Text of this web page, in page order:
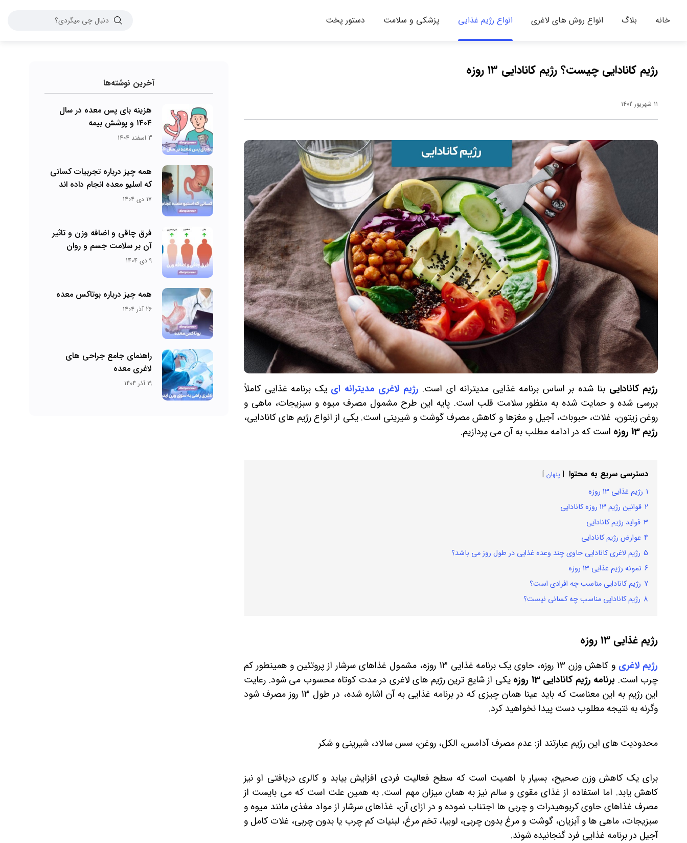
خانه بلاگ انواع روش های لاغری انواع رژیم غذایی پزشکی و سلامت دستور پخت
رژیم کانادایی چیست؟ رژیم کانادایی 13 روزه
11 شهریور 1402
رژیم کانادایی بنا شده بر اساس برنامه غذایی مدیترانه ‌ای است. رژیم لاغری مدیترانه ‌ای یک برنامه غذایی کاملاً
بررسی شده و حمایت شده به منظور سلامت قلب است. پایه این طرح مشمول مصرف میوه و سبزیجات، ماهی و
روغن زیتون، غلات، حبوبات، آجیل و مغزها و کاهش مصرف گوشت و شیرینی است. یکی از انواع رژیم های کانادایی،
رژیم 13 روزه
است که در ادامه مطلب به آن می پردازیم.
دسترسی سریع به محتوا پنهان
1 رژیم غذایی 13 روزه
2 قوانین رژیم 13 روزه کانادایی
3 فواید رژیم کانادایی
4 عوارض رژیم کانادایی
5 رژیم لاغری کانادایی حاوی چند وعده غذایی در طول روز می باشد؟
6 نمونه رژیم غذایی 13 روزه
7 رژیم کانادایی مناسب چه افرادی است؟
8 رژیم کانادایی مناسب چه کسانی نیست؟
رژیم غذایی 13 روزه
رژیم لاغری
و کاهش وزن 13 روزه، حاوی یک برنامه غذایی 13 روزه، مشمول غذاهای سرشار از پروتئین و همینطور کم
چرب است. برنامه رژیم کانادایی 13 روزه
یکی از شایع‌ ترین رژیم‌ های لاغری در مدت کوتاه محسوب می ‌شود. رعایت
این رژیم به این معناست که باید عینا همان چیزی که در برنامه غذایی به آن اشاره شده، در طول 13 روز مصرف شود
وگرنه به نتیجه مطلوب دست پیدا نخواهید کرد.
محدودیت‌ های این رژیم عبارتند از: عدم مصرف آدامس، الکل، روغن، سس سالاد، شیرینی و شکر
برای یک کاهش وزن صحیح، بسیار با اهمیت است که سطح فعالیت فردی افزایش بیابد و کالری دریافتی او نیز
کاهش یابد. اما استفاده از غذای مقوی و سالم نیز به همان میزان مهم است. به همین علت است که می بایست از
مصرف غذاهای حاوی کربوهیدرات‌ و چربی‌ ها اجتناب نموده و در ازای آن، غذاهای سرشار از مواد مغذی مانند میوه و
سبزیجات، ماهی‌ ها و آبزیان، گوشت و مرغ بدون چربی، لوبیا، تخم‌ مرغ، لبنیات کم چرب یا بدون چربی، غلات کامل و
آجیل در برنامه غذایی فرد گنجانیده شوند.
آخرین نوشته‌ها
هزینه بای پس معده در سال
۱۴۰۴ و پوشش بیمه
3 اسفند 1404
همه چیز درباره تجربیات کسانی
که اسلیو معده انجام داده اند
17 دی 1404
فرق چاقی و اضافه وزن و تاثیر
آن بر سلامت جسم و روان
9 دی 1404
همه چیز درباره بوتاکس معده
26 آذر 1404
راهنمای جامع جراحی های
لاغری معده
19 آذر 1404